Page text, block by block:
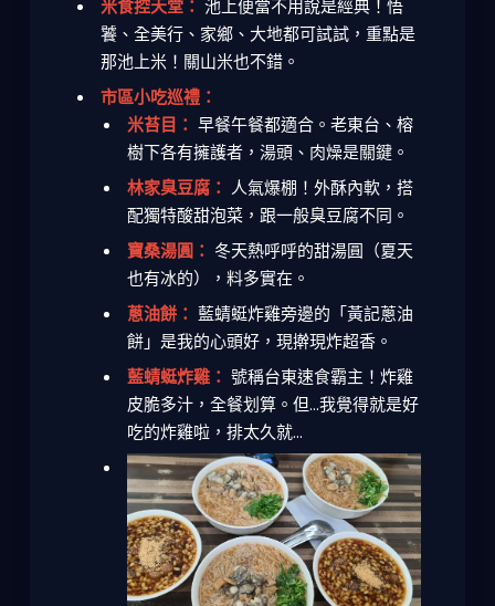
米食控天堂： 池上便當不用說是經典！悟
饕、全美行、家鄉、大地都可試試，重點是
那池上米！關山米也不錯。
市區小吃巡禮：
米苔目： 早餐午餐都適合。老東台、榕
樹下各有擁護者，湯頭、肉燥是關鍵。
林家臭豆腐： 人氣爆棚！外酥內軟，搭
配獨特酸甜泡菜，跟一般臭豆腐不同。
寶桑湯圓： 冬天熱呼呼的甜湯圓（夏天
也有冰的），料多實在。
蔥油餅： 藍蜻蜓炸雞旁邊的「黃記蔥油
餅」是我的心頭好，現擀現炸超香。
藍蜻蜓炸雞： 號稱台東速食霸主！炸雞
皮脆多汁，全餐划算。但...我覺得就是好
吃的炸雞啦，排太久就...